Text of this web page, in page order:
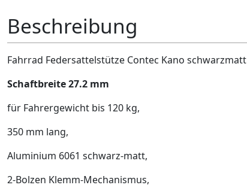
Beschreibung
Fahrrad Federsattelstütze Contec Kano schwarzmatt
Schaftbreite 27.2 mm
für Fahrergewicht bis 120 kg,
350 mm lang,
Aluminium 6061 schwarz-matt,
2-Bolzen Klemm-Mechanismus,